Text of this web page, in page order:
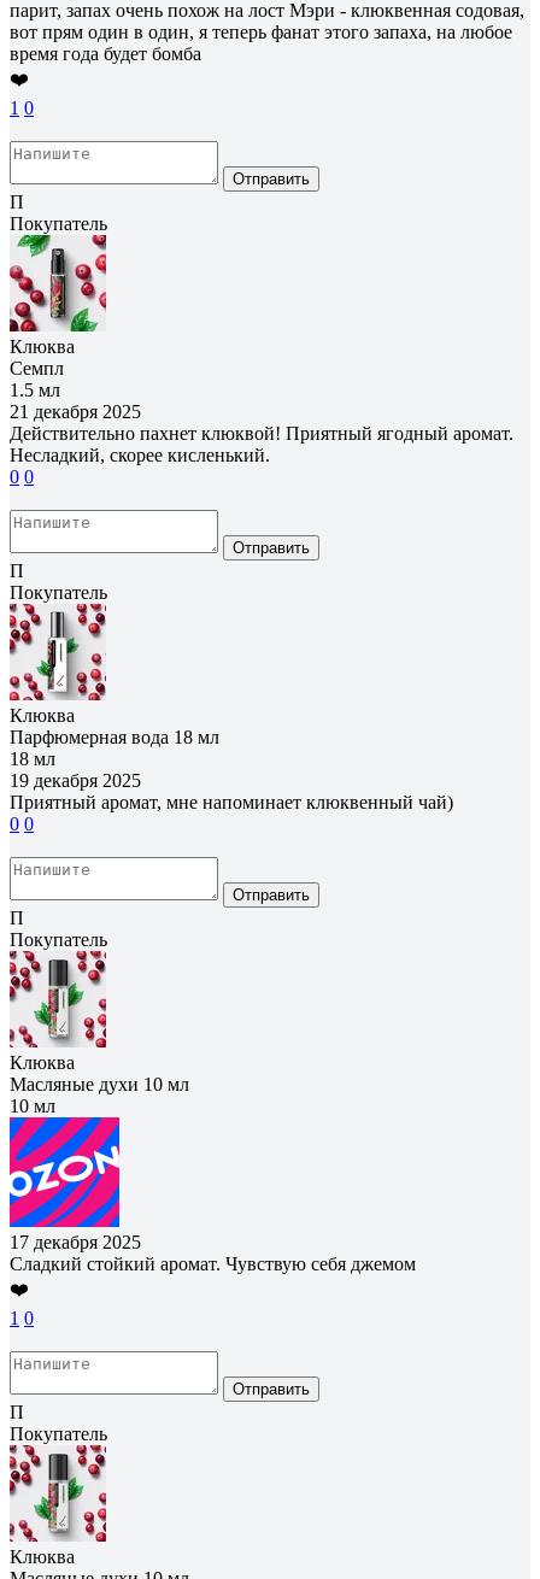
парит, запах очень похож на лост Мэри - клюквенная содовая,
вот прям один в один, я теперь фанат этого запаха, на любое
время года будет бомба
❤️
1 0
Отправить
П
Покупатель
Клюква
Семпл
1.5 мл
21 декабря 2025
Действительно пахнет клюквой! Приятный ягодный аромат.
Несладкий, скорее кисленький.
0 0
Отправить
П
Покупатель
Клюква
Парфюмерная вода 18 мл
18 мл
19 декабря 2025
Приятный аромат, мне напоминает клюквенный чай)
0 0
Отправить
П
Покупатель
Клюква
Масляные духи 10 мл
10 мл
17 декабря 2025
Сладкий стойкий аромат. Чувствую себя джемом
❤️
1 0
Отправить
П
Покупатель
Клюква